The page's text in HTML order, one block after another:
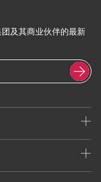
及其商业伙伴的最新